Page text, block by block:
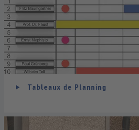
Tableaux de Planning